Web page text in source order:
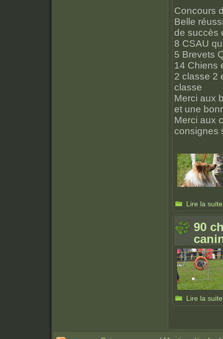
Concours
Belle
de succès
8 CSAU
5 Brevets
14 Chiens
2 classe 2
classe
Merci aux
et une
Merci aux
consignes
Lire la suite
90
Lire la suite